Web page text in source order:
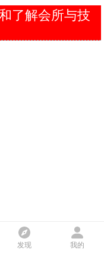
了解会所与技
发现 我的